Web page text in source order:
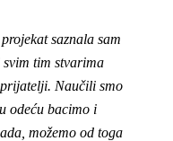
saznala sam
tim stvarima
Naučili smo
odeću bacimo i
možemo od toga